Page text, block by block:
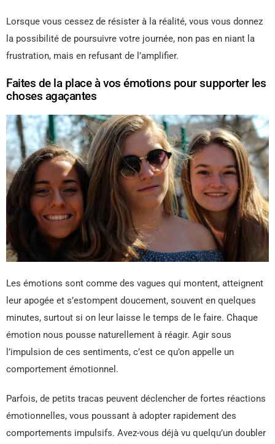
Lorsque vous cessez de résister à la réalité, vous vous donnez
la possibilité de poursuivre votre journée, non pas en niant la
frustration, mais en refusant de l’amplifier.
Faites de la place à vos émotions pour supporter les
choses agaçantes
Les émotions sont comme des vagues qui montent, atteignent
leur apogée et s’estompent doucement, souvent en quelques
minutes, surtout si on leur laisse le temps de le faire. Chaque
émotion nous pousse naturellement à réagir. Agir sous
l’impulsion de ces sentiments, c’est ce qu’on appelle un
comportement émotionnel.
Parfois, de petits tracas peuvent déclencher de fortes réactions
émotionnelles, vous poussant à adopter rapidement des
comportements impulsifs. Avez-vous déjà vu quelqu’un doubler